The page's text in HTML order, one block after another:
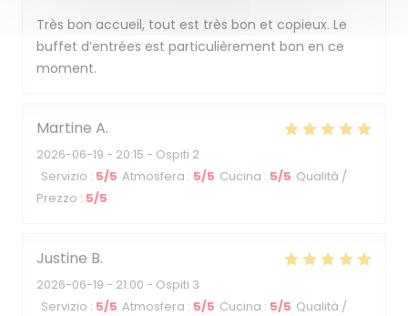
Très bon accueil, tout est très bon et copieux. Le
buffet d’entrées est particulièrement bon en ce
moment.
Martine A
2026-06-19 - 20:15 - Ospiti 2
Servizio : 5/5 Atmosfera : 5/5 Cucina : 5/5 Qualità /
Prezzo : 5/5
Justine B
2026-06-19 - 21:00 - Ospiti 3
Servizio : 5/5 Atmosfera : 5/5 Cucina : 5/5 Qualità /